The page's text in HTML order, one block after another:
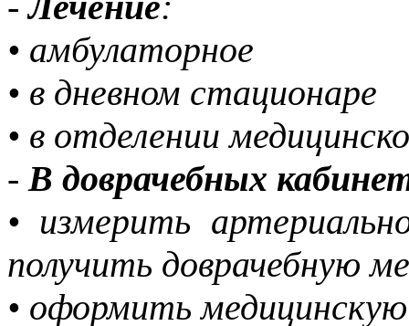
• амбулаторное
• в дневном стационаре
• в отделении
- В доврачебных
• измерить
получить доврачебную
• оформить медицинскую